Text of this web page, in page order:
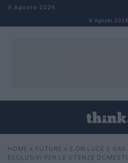
Salta al contenuto
9 Agosto 2026
9 Agosto 2026
Cerca
HOME » FUTURE » E.ON LUCE E
ESCLUSIVI PER LE UTENZE